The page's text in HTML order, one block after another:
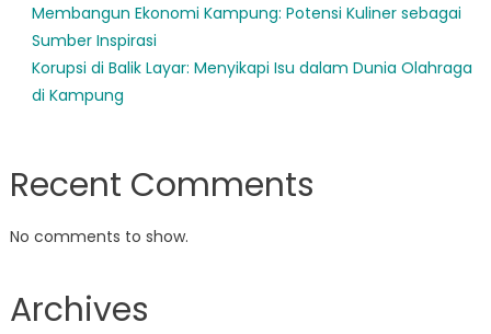
Membangun Ekonomi Kampung: Potensi Kuliner sebagai
Sumber Inspirasi
Korupsi di Balik Layar: Menyikapi Isu dalam Dunia Olahraga
di Kampung
Recent Comments
No comments to show.
Archives